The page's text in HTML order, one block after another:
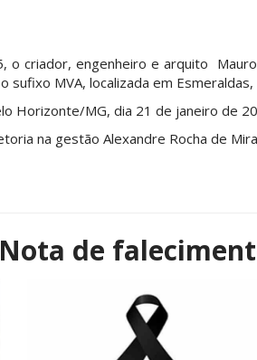
o criador, engenheiro e arquito
MVA, localizada em Esmeraldas,
Horizonte/MG, dia 21 de janeiro de
na gestão Alexandre Rocha de
de